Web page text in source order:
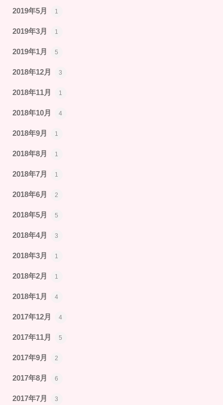
2019年5月 1
2019年3月 1
2019年1月 5
2018年12月 3
2018年11月 1
2018年10月 4
2018年9月 1
2018年8月 1
2018年7月 1
2018年6月 2
2018年5月 5
2018年4月 3
2018年3月 1
2018年2月 1
2018年1月 4
2017年12月 4
2017年11月 5
2017年9月 2
2017年8月 6
2017年7月 3